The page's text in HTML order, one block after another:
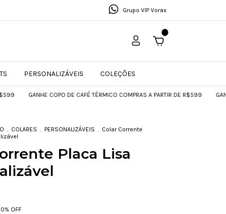
Grupo VIP Vorax
PERSONALIZÁVEIS COLEÇÕES
GANHE COPO DE CAFÉ TÉRMICO COMPRAS A PARTIR DE R$599 GANHE
. COLARES . PERSONALIZÁVEIS . Colar Corrente
Placa Lisa
% OFF